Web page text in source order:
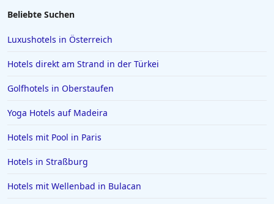
Beliebte Suchen
Luxushotels in Österreich
Hotels direkt am Strand in der Türkei
Golfhotels in Oberstaufen
Yoga Hotels auf Madeira
Hotels mit Pool in Paris
Hotels in Straßburg
Hotels mit Wellenbad in Bulacan